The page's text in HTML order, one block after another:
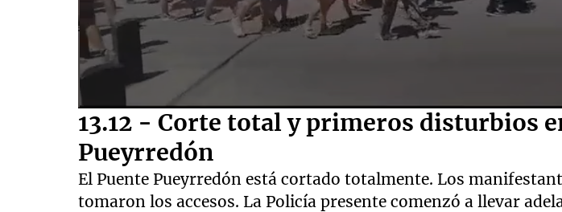
0
seconds
28
secondsVolume
90%
13.12 - Corte total y primeros disturbios
Pueyrredón
El Puente Pueyrredón está cortado totalmente. Los
tomaron los accesos. La Policía presente comenzó a llevar